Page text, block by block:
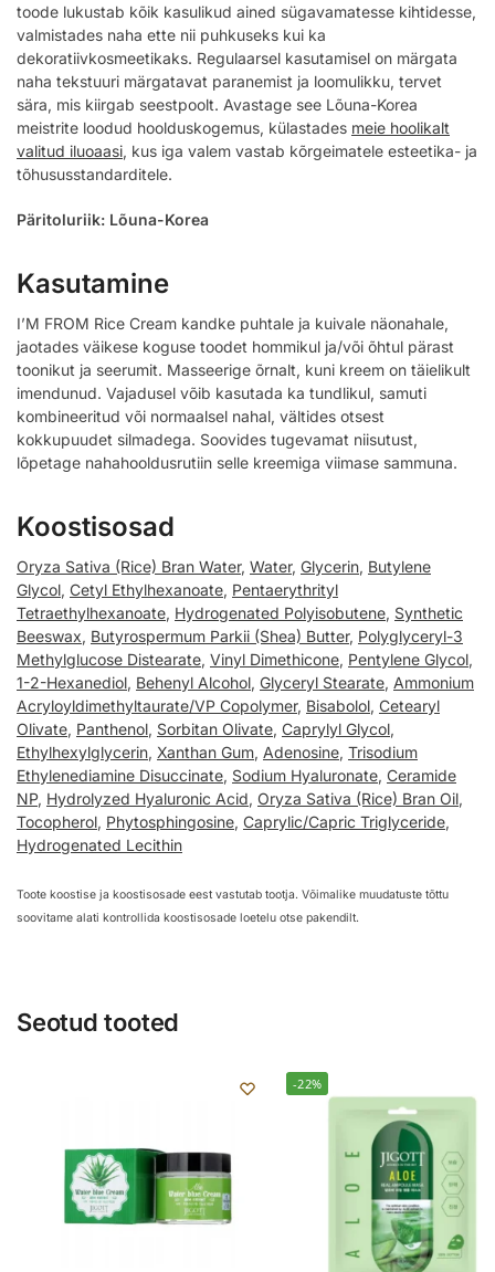
toode lukustab kõik kasulikud ained sügavamatesse kihtidesse,
valmistades naha ette nii puhkuseks kui ka
dekoratiivkosmeetikaks. Regulaarsel kasutamisel on märgata
naha tekstuuri märgatavat paranemist ja loomulikku, tervet
sära, mis kiirgab seestpoolt. Avastage see Lõuna-Korea
meistrite loodud hoolduskogemus, külastades meie hoolikalt
valitud iluoaasi, kus iga valem vastab kõrgeimatele esteetika- ja
tõhususstandarditele.
Päritoluriik: Lõuna-Korea
Kasutamine
I’M FROM Rice Cream kandke puhtale ja kuivale näonahale,
jaotades väikese koguse toodet hommikul ja/või õhtul pärast
toonikut ja seerumit. Masseerige õrnalt, kuni kreem on täielikult
imendunud. Vajadusel võib kasutada ka tundlikul, samuti
kombineeritud või normaalsel nahal, vältides otsest
kokkupuudet silmadega. Soovides tugevamat niisutust,
lõpetage nahahooldusrutiin selle kreemiga viimase sammuna.
Koostisosad
Oryza Sativa (Rice) Bran Water, Water, Glycerin, Butylene
Glycol, Cetyl Ethylhexanoate, Pentaerythrityl
Tetraethylhexanoate, Hydrogenated Polyisobutene, Synthetic
Beeswax, Butyrospermum Parkii (Shea) Butter, Polyglyceryl-3
Methylglucose Distearate, Vinyl Dimethicone, Pentylene Glycol,
1-2-Hexanediol, Behenyl Alcohol, Glyceryl Stearate, Ammonium
Acryloyldimethyltaurate/VP Copolymer, Bisabolol, Cetearyl
Olivate, Panthenol, Sorbitan Olivate, Caprylyl Glycol,
Ethylhexylglycerin, Xanthan Gum, Adenosine, Trisodium
Ethylenediamine Disuccinate, Sodium Hyaluronate, Ceramide
NP, Hydrolyzed Hyaluronic Acid, Oryza Sativa (Rice) Bran Oil,
Tocopherol, Phytosphingosine, Caprylic/Capric Triglyceride,
Hydrogenated Lecithin
Toote koostise ja koostisosade eest vastutab tootja. Võimalike muudatuste tõttu
soovitame alati kontrollida koostisosade loetelu otse pakendilt.
Seotud tooted
-22%